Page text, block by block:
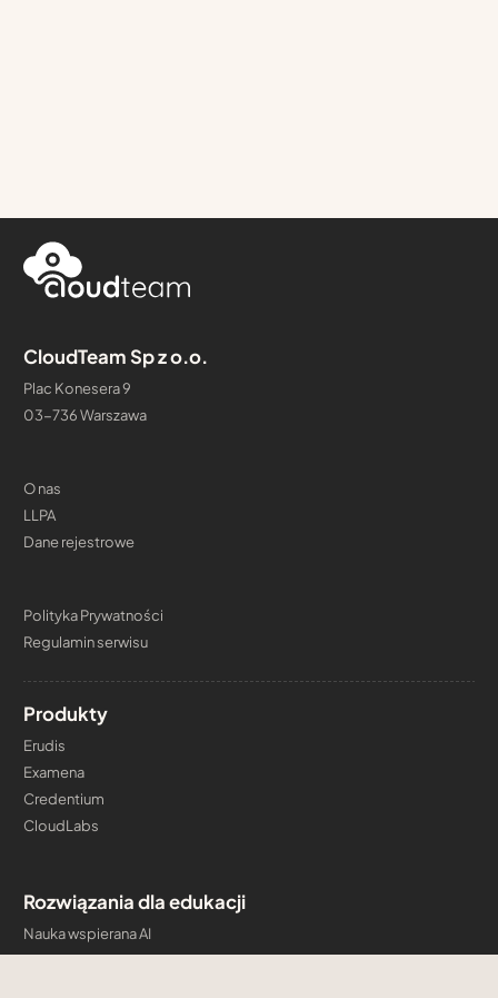
CloudTeam Sp z o.o.
Plac Konesera 9
03-736 Warszawa
O nas
LLPA
Dane rejestrowe
Polityka Prywatności
Regulamin serwisu
Produkty
Erudis
Examena
Credentium
CloudLabs
Rozwiązania dla edukacji
Nauka wspierana AI
Bezpieczne egzaminy online